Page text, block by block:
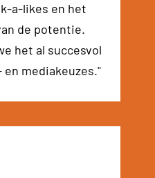
a-likes en het
de potentie.
het al succesvol
mediakeuzes."